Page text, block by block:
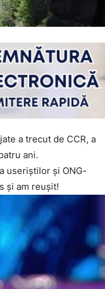
a trecut de CCR, a
ani.
useriștilor și ONG-
și am reușit!